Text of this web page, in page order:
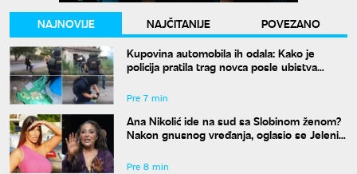
NAJNOVIJE NAJČITANIJE
POVEZANO
Kupovina automobila ih odala: Kako je
policija pratila trag novca posle ubistva
Pre 7 min
Ana Nikolić ide na sud sa Slobinom ženom?
Nakon gnusnog vređanja, oglasio se Jelenin
Pre 8 min